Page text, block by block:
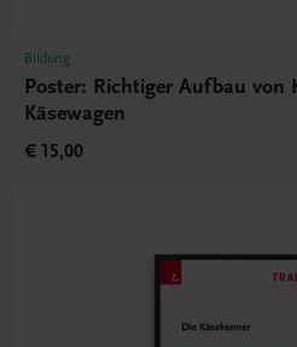
Bildung
Poster: Richtiger Aufbau von
Käsewagen
€ 15,00